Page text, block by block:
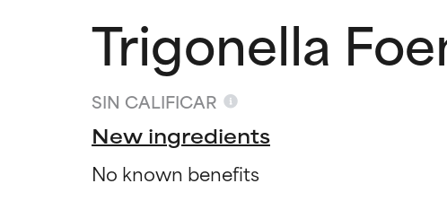
Trigonella
SIN CALIFICAR
New ingredients
No known benefits